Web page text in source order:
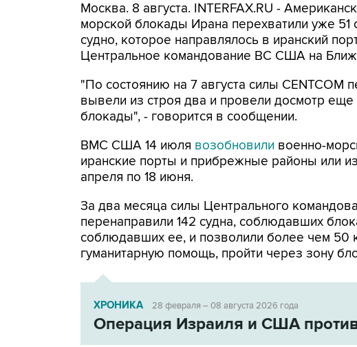
Москва. 8 августа. INTERFAX.RU -
морской блокады Ирана перехватили уже 51
судно, которое направлялось в иранский
Центральное командование ВС США на
"По состоянию на 7 августа силы CENTCOM
вывели из строя два и провели досмотр
блокады", - говорится в сообщении.
ВМС США 14 июля возобновили военно-
иранские порты и прибрежные районы или
апреля по 18 июня.
За два месяца силы Центрального
перенаправили 142 судна, соблюдавших
соблюдавших ее, и позволили более чем
гуманитарную помощь, пройти через зону
ХРОНИКА 28 февраля – 08 августа 2026 года
Операция Израиля и США